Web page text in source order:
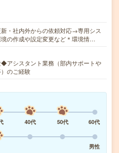
新・社内外からの依頼対応→専用シス
の作成や設定変更など＊環境情…
アシスタント業務（部内サポートや
のご経験
40代 50代
60代
男性